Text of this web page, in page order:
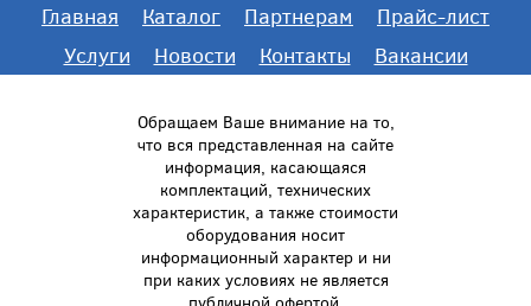
Главная Каталог Партнерам
Прайс-лист
Услуги
Новости Контакты Вакансии
Обращаем Ваше внимание на то,
что вся представленная на сайте
информация, касающаяся
комплектаций, технических
характеристик, а также стоимости
оборудования носит
информационный характер и ни
при каких условиях не является